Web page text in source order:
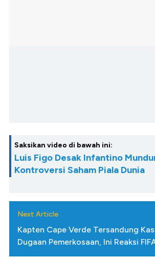
Saksikan video di bawah ini:
Luis Figo Desak Infantino
Kontroversi Saham Piala Dunia
Next Article
Kapten Cape Verde Tersandung
Dugaan Pemerkosaan, Ini Reaksi